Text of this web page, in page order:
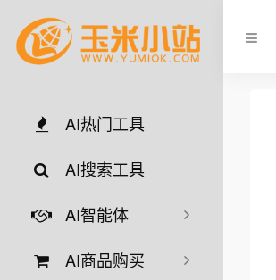
AI热门工具
AI搜索工具
AI智能体
AI商品购买